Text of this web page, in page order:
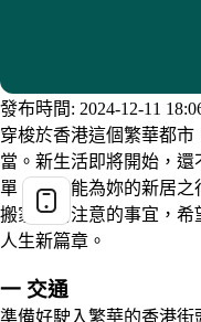
發布時間: 2024-12-11
穿梭於香港這個繁華都
當。新生活即將開始，
單，或許能為妳的新居
搬家前需注意的事宜，希
人生新篇章。
一 交通
準備好駛入繁華的香港街